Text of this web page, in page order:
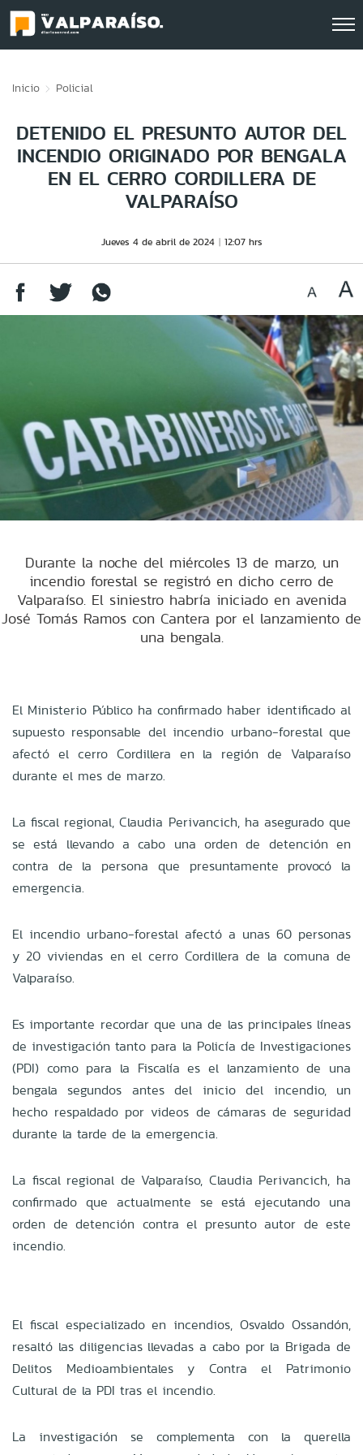
Inicio Policial
DETENIDO EL PRESUNTO AUTOR DEL
INCENDIO ORIGINADO POR BENGALA
EN EL CERRO CORDILLERA DE
VALPARAÍSO
Jueves 4 de abril de 2024 12:07 hrs
Durante la noche del miércoles 13 de marzo, un
incendio forestal se registró en dicho cerro de
Valparaíso. El siniestro habría iniciado en avenida
José Tomás Ramos con Cantera por el lanzamiento de
una bengala.
El Ministerio Público ha confirmado haber identificado al
supuesto responsable del incendio urbano-forestal que
afectó el cerro Cordillera en la región de Valparaíso
durante el mes de marzo.
La fiscal regional, Claudia Perivancich, ha asegurado que
se está llevando a cabo una orden de detención en
contra de la persona que presuntamente provocó la
emergencia.
El incendio urbano-forestal afectó a unas 60 personas
y 20 viviendas en el cerro Cordillera de la comuna de
Valparaíso.
Es importante recordar que una de las principales líneas
de investigación tanto para la Policía de Investigaciones
(PDI) como para la Fiscalía es el lanzamiento de una
bengala segundos antes del inicio del incendio, un
hecho respaldado por videos de cámaras de seguridad
durante la tarde de la emergencia.
La fiscal regional de Valparaíso, Claudia Perivancich, ha
confirmado que actualmente se está ejecutando una
orden de detención contra el presunto autor de este
incendio.
El fiscal especializado en incendios, Osvaldo Ossandón,
resaltó las diligencias llevadas a cabo por la Brigada de
Delitos Medioambientales y Contra el Patrimonio
Cultural de la PDI tras el incendio.
La investigación se complementa con la querella